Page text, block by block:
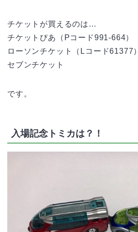
チケットが買えるのは…
チケットぴあ（Pコード991-664）
ローソンチケット（Lコード61377）
セブンチケット
です。
入場記念トミカは？！